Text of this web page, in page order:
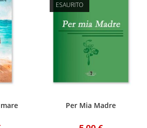
ESAURITO
Per Mia Madre